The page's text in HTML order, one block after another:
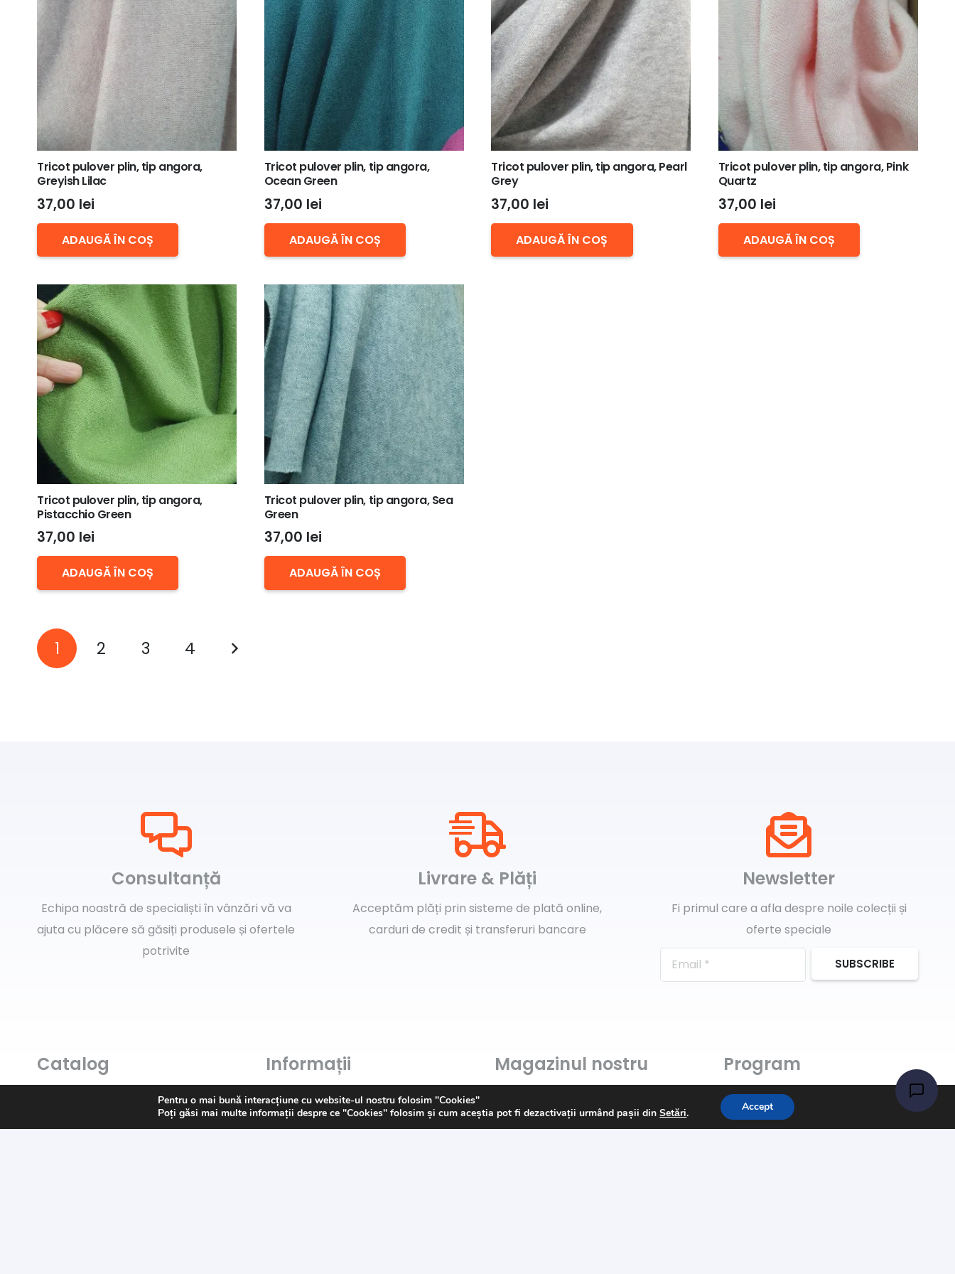
Tricot pulover plin, tip angora,
Greyish Lilac
37,00 lei
ADAUGĂ ÎN COȘ
Tricot pulover plin, tip angora,
Ocean Green
37,00 lei
ADAUGĂ ÎN COȘ
Tricot pulover plin, tip angora, Pearl
Grey
37,00 lei
ADAUGĂ ÎN COȘ
Tricot pulover plin, tip angora, Pink
Quartz
37,00 lei
ADAUGĂ ÎN COȘ
Tricot pulover plin, tip angora,
Pistacchio Green
37,00 lei
ADAUGĂ ÎN COȘ
Tricot pulover plin, tip angora, Sea
Green
37,00 lei
ADAUGĂ ÎN COȘ
Paginație
1 2 3 4
Consultanță
Echipa noastră de specialiști în vânzări vă va
ajuta cu plăcere să găsiți produsele și ofertele
potrivite
Livrare & Plăți
Acceptăm plăți prin sisteme de plată online,
carduri de credit și transferuri bancare
Newsletter
Fi primul care a afla despre noile colecții și
oferte speciale
SUBSCRIBE
Catalog
Ata de cusut
Informații
Întrebări
Livrare
Magazinul nostru
Contact
Program
Luni-Vineri: 11:00 – 21:00
Sâmbătă: 11:00 – 14:00
Pentru o mai bună interacțiune cu website-ul nostru folosim "Cookies"
Poți găsi mai multe informații despre ce "Cookies" folosim și cum aceștia pot fi dezactivații urmând pașii dinSetări. Accept